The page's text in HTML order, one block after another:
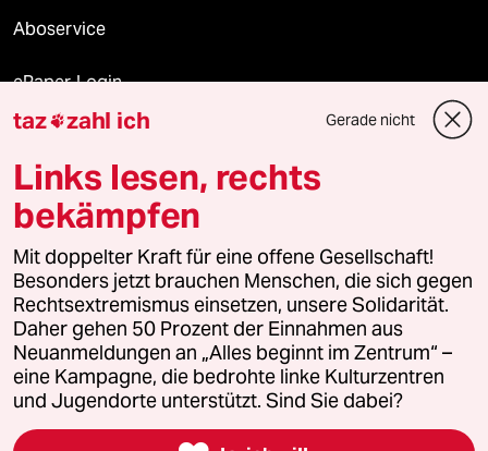
Aboservice
ePaper Login
Downloads für Abonnierende
© 2026 taz Verlags und Vertriebs GmbH
Alle Rechte vorbehalten. Bei rechtlichen Fragen oder für Genehmigungen
wenden Sie sich bitte an lizenzen@taz.de
Feedback Redaktionsstatut Kommune-Richtlinien
Leitlinie Informant Datenschutz Impressum AGB
Seitenwende Einwilligungen widerrufen (Ads)
taz zahl ich Gerade nicht
Links lesen, rechts
bekämpfen
Mit doppelter Kraft für eine offene Gesellschaft!
Besonders jetzt brauchen Menschen, die sich gegen
Rechtsextremismus einsetzen, unsere Solidarität.
Daher gehen 50 Prozent der Einnahmen aus
Neuanmeldungen an „Alles beginnt im Zentrum“ –
eine Kampagne, die bedrohte linke Kulturzentren
und Jugendorte unterstützt. Sind Sie dabei?